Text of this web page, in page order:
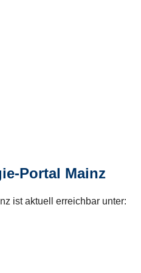
Portal Mainz
ist aktuell erreichbar unter: